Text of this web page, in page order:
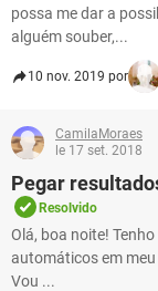
possa me dar a
alguém souber,...
10 nov. 2019 por
CamilaMoraes
le 17 set. 2018
Pegar
Resolvido
Olá, boa noite!
automáticos em
Vou ...